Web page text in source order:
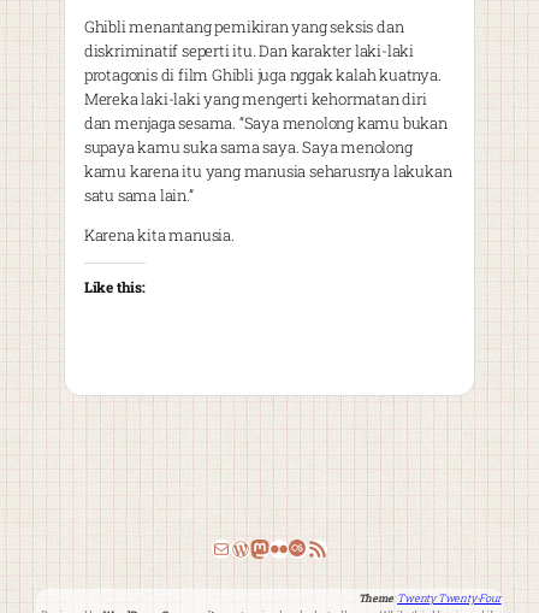
Ghibli menantang pemikiran yang seksis dan
diskriminatif seperti itu. Dan karakter laki-laki
protagonis di film Ghibli juga nggak kalah kuatnya.
Mereka laki-laki yang mengerti kehormatan diri
dan menjaga sesama. “Saya menolong kamu bukan
supaya kamu suka sama saya. Saya menolong
kamu karena itu yang manusia seharusnya lakukan
satu sama lain.”
Karena kita manusia.
Like this:
Email
WordPress
Mastodon
Flickr
Last.fm
RSS Feed
Theme:Twenty Twenty-Four